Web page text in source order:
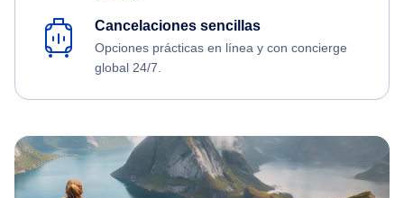
Cancelaciones sencillas
Opciones prácticas en línea y con concierge
global 24/7.